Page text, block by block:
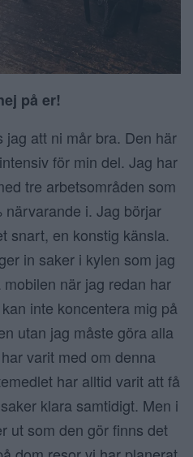
på er!
jag att ni mår bra. Den här
för min del. Jag har
tre arbetsområden som
närvarande i. Jag börjar
snart, en konstig känsla.
in saker i kylen som jag
när jag redan har
inte koncentera mig på
utan jag måste göra alla
varit med om denna
har alltid varit att få
klara samtidigt. Men i
ut som den gör finns det